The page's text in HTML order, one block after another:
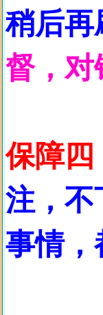
稍后再
督，对
保障四
注，不
事情，